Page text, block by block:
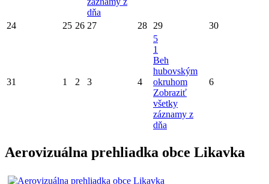
dňa
24 25 26 27 28 29 30
31 1 2 3 4
5
1
Beh
hubovským
okruhom
Zobraziť
všetky
záznamy z
dňa
6
Aerovizuálna prehliadka obce Likavka